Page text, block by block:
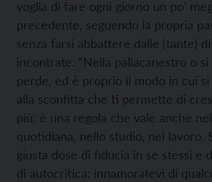
voglia di fare ogni giorno un po'
precedente, seguendo la propria
senza farsi abbattere dalle (tante)
incontrate. “Nella pallacanestro o
perde, ed è proprio il modo in cui si
alla sconfitta che ti permette di
più: è una regola che vale anche
quotidiana, nello studio, nel lavoro.
giusta dose di fiducia in se stessi e
di autocritica: innamoratevi di